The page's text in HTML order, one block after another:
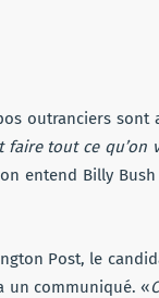
outranciers sont
tout ce qu’on
entend Billy
Post, le
un communiqué. «